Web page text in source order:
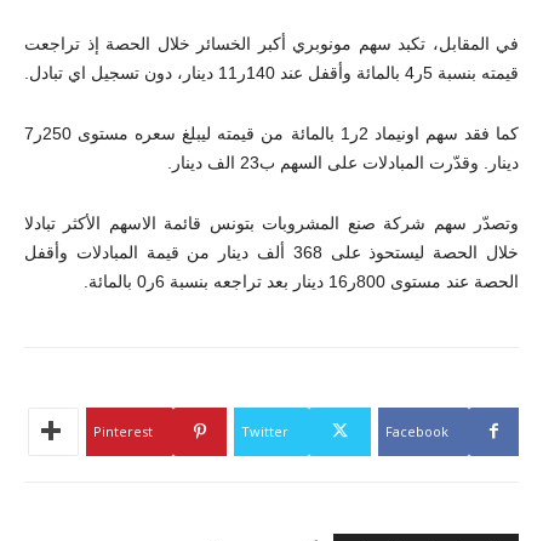
في المقابل، تكبد سهم مونوبري أكبر الخسائر خلال الحصة إذ تراجعت
قيمته بنسبة 5ر4 بالمائة وأقفل عند 140ر11 دينار، دون تسجيل اي تبادل.
كما فقد سهم اونيماد 2ر1 بالمائة من قيمته ليبلغ سعره مستوى 250ر7
دينار. وقدّرت المبادلات على السهم ب23 الف دينار.
وتصدّر سهم شركة صنع المشروبات بتونس قائمة الاسهم الأكثر تبادلا
خلال الحصة ليستحوذ على 368 ألف دينار من قيمة المبادلات وأقفل
الحصة عند مستوى 800ر16 دينار بعد تراجعه بنسبة 6ر0 بالمائة.
Facebook
Twitter
Pinterest